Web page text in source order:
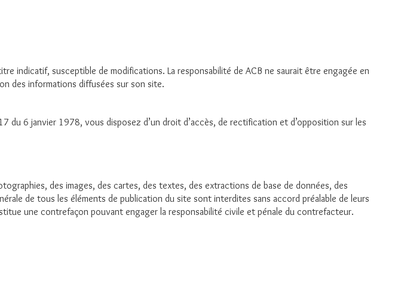
indicatif, susceptible de modifications. La responsabilité de ACB ne saurait être engagée en
des informations diffusées sur son site.
du 6 janvier 1978, vous disposez d’un droit d’accès, de rectification et d’opposition sur les
des images, des cartes, des textes, des extractions de base de données, des
de tous les éléments de publication du site sont interdites sans accord préalable de leurs
une contrefaçon pouvant engager la responsabilité civile et pénale du contrefacteur.